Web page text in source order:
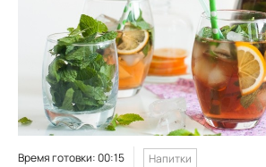
Время готовки: 00:15 Напитки